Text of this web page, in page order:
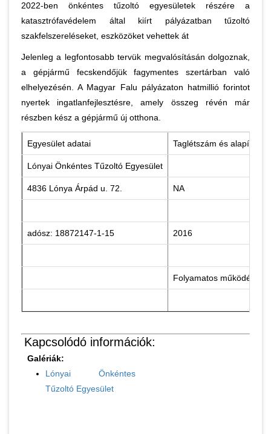
2022-ben önkéntes tűzoltó egyesületek részére a
katasztrófavédelem által kiírt pályázatban tűzoltó
szakfelszereléseket, eszközöket vehettek át
Jelenleg a legfontosabb tervük megvalósításán dolgoznak,
a gépjármű fecskendőjük fagymentes szertárban való
elhelyezésén. A Magyar Falu pályázaton hatmillió forintot
nyertek ingatlanfejlesztésre, amely összeg révén már
részben kész a gépjármű új otthona.
Egyesület adatai Taglétszám és alapítás
Lónyai Önkéntes Tűzoltó Egyesület
4836 Lónya Árpád u. 72. NA
adósz: 18872147-1-15 2016
Folyamatos működés
Kapcsolódó információk:
Galériák:
Lónyai Önkéntes
Tűzoltó Egyesület